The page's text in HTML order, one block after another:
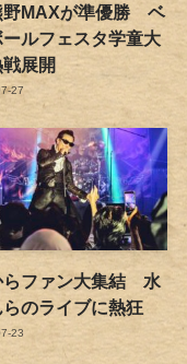
MAXが準優勝 ベ
ルフェスタ学童大
展開
27
らファン大集結 水
のライブに熱狂
23